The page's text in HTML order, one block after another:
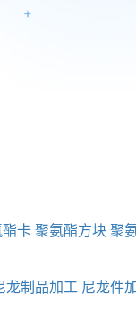
卡 聚氨酯方块 聚
龙制品加工 尼龙件